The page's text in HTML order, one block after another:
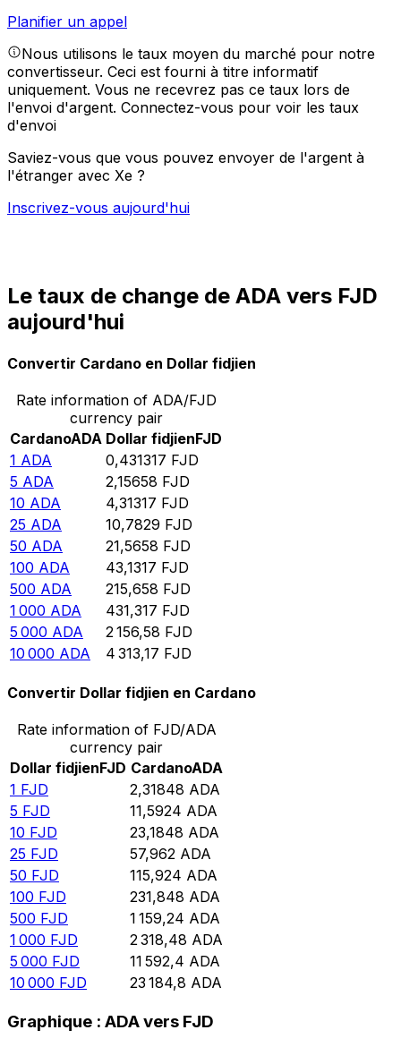
Planifier un appel
Nous utilisons le taux moyen du marché pour notre
convertisseur. Ceci est fourni à titre informatif
uniquement. Vous ne recevrez pas ce taux lors de
l'envoi d'argent. Connectez-vous pour voir les taux
d'envoi
Saviez-vous que vous pouvez envoyer de l'argent à
l'étranger avec Xe ?
Inscrivez-vous aujourd'hui
Le taux de change de ADA vers FJD
aujourd'hui
Convertir Cardano en Dollar fidjien
Rate information of ADA/FJD
currency pair
CardanoADA Dollar fidjienFJD
1 ADA 0,431317 FJD
5 ADA 2,15658 FJD
10 ADA 4,31317 FJD
25 ADA 10,7829 FJD
50 ADA 21,5658 FJD
100 ADA 43,1317 FJD
500 ADA 215,658 FJD
1 000 ADA 431,317 FJD
5 000 ADA 2 156,58 FJD
10 000 ADA 4 313,17 FJD
Convertir Dollar fidjien en Cardano
Rate information of FJD/ADA
currency pair
Dollar fidjienFJD CardanoADA
1 FJD 2,31848 ADA
5 FJD 11,5924 ADA
10 FJD 23,1848 ADA
25 FJD 57,962 ADA
50 FJD 115,924 ADA
100 FJD 231,848 ADA
500 FJD 1 159,24 ADA
1 000 FJD 2 318,48 ADA
5 000 FJD 11 592,4 ADA
10 000 FJD 23 184,8 ADA
Graphique : ADA vers FJD